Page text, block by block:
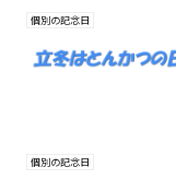
個別の記念日
個別の記念日